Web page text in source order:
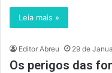
Leia mais »
Editor Abreu 29 de
Os perigos das